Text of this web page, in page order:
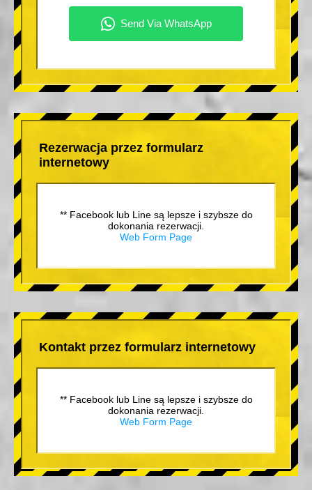
Rezerwacja przez formularz
internetowy
** Facebook lub Line są lepsze i szybsze do
dokonania rezerwacji.
Web Form Page
Kontakt przez formularz internetowy
** Facebook lub Line są lepsze i szybsze do
dokonania rezerwacji.
Web Form Page